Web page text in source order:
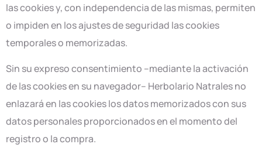
las cookies y, con independencia de las mismas, permiten
o impiden en los ajustes de seguridad las cookies
temporales o memorizadas.
Sin su expreso consentimiento –mediante la activación
de las cookies en su navegador– Herbolario Natrales no
enlazará en las cookies los datos memorizados con sus
datos personales proporcionados en el momento del
registro o la compra.